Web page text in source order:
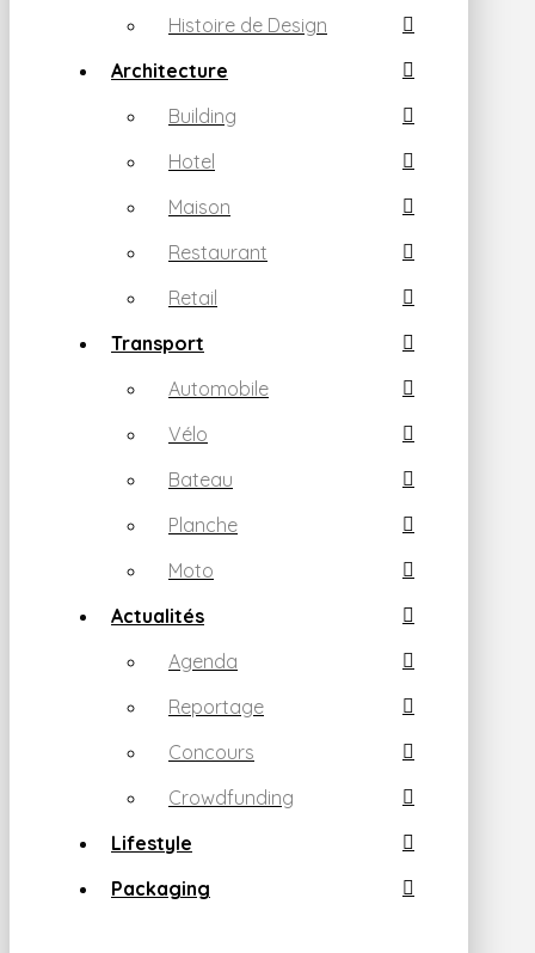
Histoire de Design
Architecture
Building
Hotel
Maison
Restaurant
Retail
Transport
Automobile
Vélo
Bateau
Planche
Moto
Actualités
Agenda
Reportage
Concours
Crowdfunding
Lifestyle
Packaging